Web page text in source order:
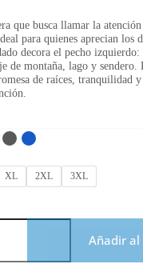
que busca llamar la
para quienes aprecian los
decora el pecho izquierdo:
de montaña, lago y sendero.
de raíces, tranquilidad
XL 2XL 3XL
Añadir